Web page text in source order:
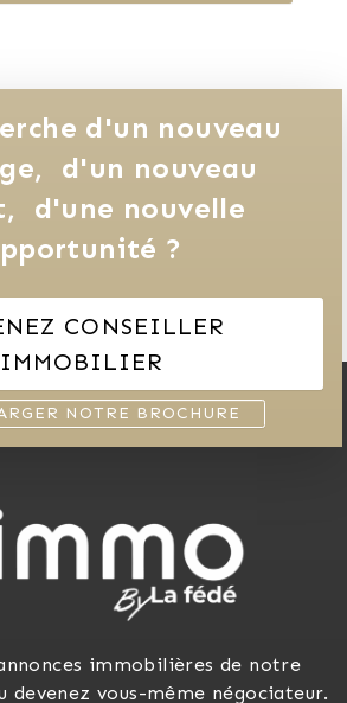
d'un nouveau
d'un nouveau
d'une nouvelle
?
CONSEILLER
IMMOBILIER
NOTRE BROCHURE
immobilières de notre
devenez vous-même négociateur.